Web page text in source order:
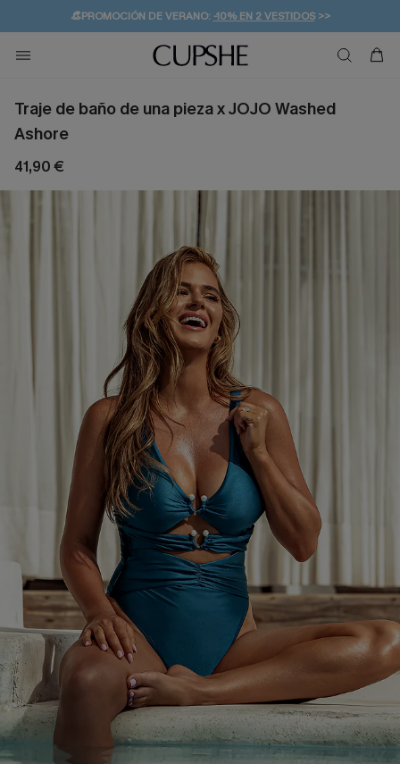
👒PROMOCIÓN DE VERANO:-10% EN 2 VESTIDOS>>
💌¡SUSCRIBIRSE & GANAR -10% EXTRA!
🚚ENVÍO GRATUITO A PARTIR DE 49 € >>
Traje de baño de una pieza x JOJO Washed
Ashore
41,90 €